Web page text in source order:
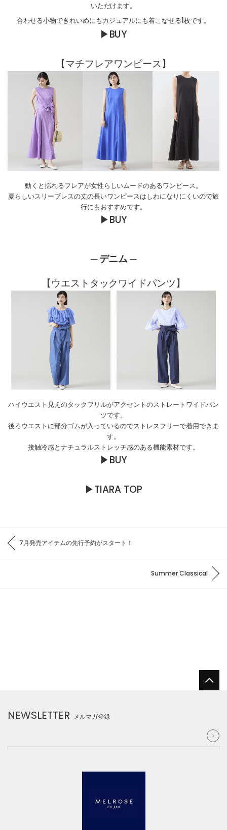
いただけます。
合わせる小物できれいめにもカジュアルにも着こなせる1枚です。
▶BUY
【マチフレアワンピース】
動くと揺れるフレアが女性らしいムードのあるワンピース。
夏らしいスリーブレスの丈の長いワンピースはしわになりにくいので旅
行にもおすすめです。
▶BUY
─ デニム ─
【ウエストタックワイドパンツ】
ハイウエスト見えのタックフリルがアクセントのストレートワイドパン
ツです。
後ろウエストに部分ゴムが入っているのでストレスフリーで着用できま
す。
接触冷感とナチュラルストレッチ感のある機能素材です。
▶BUY
▶TIARA TOP
7月発売アイテムの先行予約がスタート！
Summer Classical
NEWSLETTER メルマガ登録